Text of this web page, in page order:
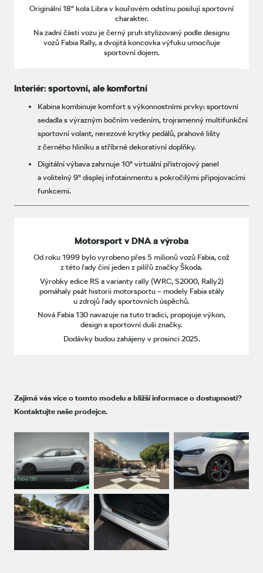
Originální 18" kola Libra v kouřovém odstínu posilují sportovní
charakter.
Na zadní části vozu je černý pruh stylizovaný podle designu
vozů Fabia Rally, a dvojitá koncovka výfuku umocňuje
sportovní dojem.
Interiér: sportovní, ale komfortní
Kabina kombinuje komfort s výkonnostními prvky: sportovní
sedadla s výrazným bočním vedením, trojramenný multifunkční
sportovní volant, nerezové krytky pedálů, prahové lišty
z černého hliníku a stříbrné dekorativní doplňky.
Digitální výbava zahrnuje 10" virtuální přístrojový panel
a volitelný 9" displej infotainmentu s pokročilými připojovacími
funkcemi.
Motorsport v DNA a výroba
Od roku 1999 bylo vyrobeno přes 5 milionů vozů Fabia, což
z této řady činí jeden z pilířů značky Škoda.
Výrobky edice RS a varianty rally (WRC, S2000, Rally2)
pomáhaly psát historii motorsportu – modely Fabia stály
u zdrojů řady sportovních úspěchů.
Nová Fabia 130 navazuje na tuto tradici, propojuje výkon,
design a sportovní duši značky.
Dodávky budou zahájeny v prosinci 2025.
Zajímá vás více o tomto modelu a bližší informace o dostupnosti?
Kontaktujte naše prodejce.